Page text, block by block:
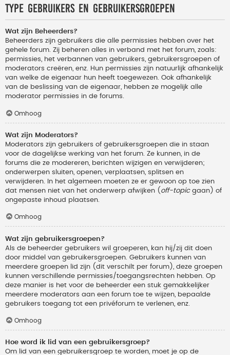
Type gebruikers en gebruikersgroepen
Wat zijn Beheerders?
Beheerders zijn gebruikers die alle permissies hebben over het
gehele forum. Zij beheren alles in verband met het forum, zoals:
permissies, het verbannen van gebruikers, gebruikersgroepen of
moderators creëren, enz. Hun permissies zijn natuurlijk afhankelijk
van welke de eigenaar hun heeft toegewezen. Ook afhankelijk
van de beslissing van de eigenaar, hebben ze mogelijk alle
moderator permissies in de forums.
Omhoog
Wat zijn Moderators?
Moderators zijn gebruikers of gebruikersgroepen die in staan
voor de dagelijkse werking van het forum. Ze kunnen, in de
forums die ze modereren, berichten wijzigen en verwijderen;
onderwerpen sluiten, openen, verplaatsen, splitsen en
verwijderen. In het algemeen moeten ze er gewoon op toe zien
dat mensen niet van het onderwerp afwijken ( off-topicgaan) of
ongepaste inhoud plaatsen.
Omhoog
Wat zijn gebruikersgroepen?
Als de beheerder gebruikers wil groeperen, kan hij/zij dit doen
door middel van gebruikersgroepen. Gebruikers kunnen van
meerdere groepen lid zijn (dit verschilt per forum), deze groepen
kunnen verschillende permissies/toegangsrechten hebben. Op
deze manier is het voor de beheerder een stuk gemakkelijker
meerdere moderators aan een forum toe te wijzen, bepaalde
gebruikers toegang tot een privéforum te verlenen, enz.
Omhoog
Hoe word ik lid van een gebruikersgroep?
Om lid van een gebruikersgroep te worden, moet je op de